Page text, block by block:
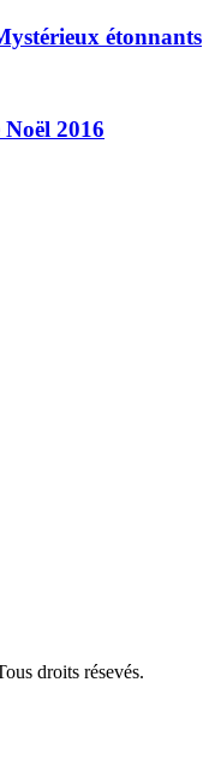
étonnants
2016
droits résevés.